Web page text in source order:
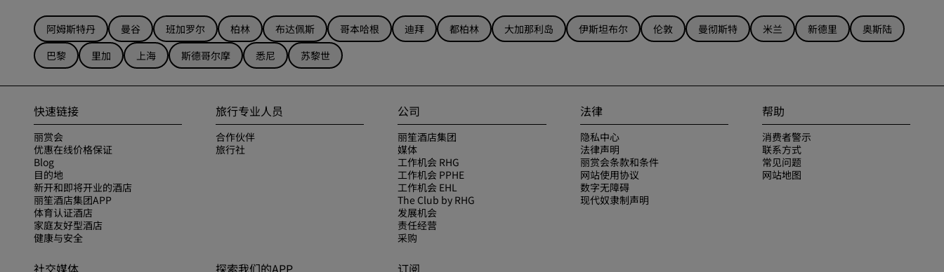
阿姆斯特丹 曼谷 班加罗尔 柏林 布达佩斯 哥本哈根 迪拜 都柏林 大加那利岛 伊斯坦布尔 伦敦 曼彻斯特 米兰 新德里
奥斯陆
巴黎
里加 上海 斯德哥尔摩 悉尼 苏黎世
快速链接
丽赏会
优惠在线价格保证
Blog
目的地
新开和即将开业的酒店
丽笙酒店集团APP
体育认证酒店
家庭友好型酒店
健康与安全
旅行专业人员
合作伙伴
旅行社
公司
丽笙酒店集团
媒体
工作机会 RHG
工作机会 PPHE
工作机会 EHL
The Club by RHG
发展机会
责任经营
采购
法律
隐私中心
法律声明
丽赏会条款和条件
网站使用协议
数字无障碍
现代奴隶制声明
帮助
消费者警示
联系方式
常见问题
网站地图
社交媒体 探索我们的APP 订阅